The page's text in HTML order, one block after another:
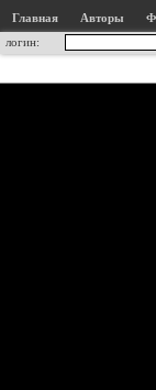
Главная Авторы
логин: